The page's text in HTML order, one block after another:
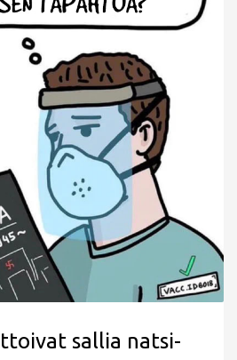
sallia natsi-